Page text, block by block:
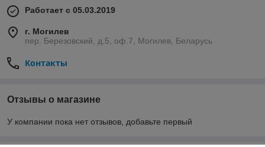
Работает с 05.03.2019
г. Могилев
пер. Березовский, д.5, оф.7, Могилев, Беларусь
Контакты
Отзывы о магазине
У компании пока нет отзывов, добавьте первый